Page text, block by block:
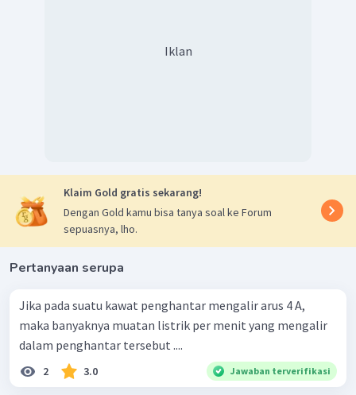
Iklan
Klaim Gold gratis sekarang!
Dengan Gold kamu bisa tanya soal ke Forum
sepuasnya, lho.
Pertanyaan serupa
Jika pada suatu kawat penghantar mengalir arus 4 A,
maka banyaknya muatan listrik per menit yang mengalir
dalam penghantar tersebut ....
2 3.0 Jawaban terverifikasi